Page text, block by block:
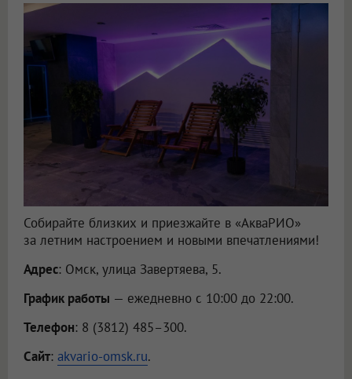
Собирайте близких и приезжайте в «АкваРИО»
за летним настроением и новыми впечатлениями!
Адрес: Омск, улица Завертяева, 5.
График работы — ежедневно с 10:00 до 22:00.
Телефон: 8 (3812) 485–300.
Сайт: akvario-omsk.ru.